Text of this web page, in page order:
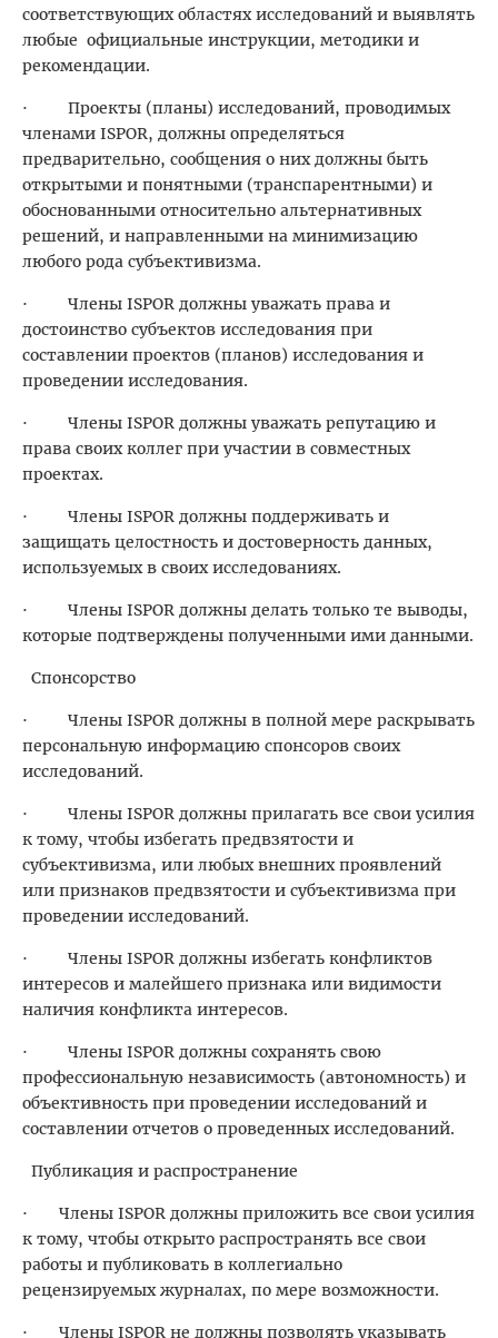
соответствующих областях исследований и выявлять
любые официальные инструкции, методики и
рекомендации.
· Проекты (планы) исследований, проводимых
членами ISPOR, должны определяться
предварительно, сообщения о них должны быть
открытыми и понятными (транспарентными) и
обоснованными относительно альтернативных
решений, и направленными на минимизацию
любого рода субъективизма.
· Члены ISPOR должны уважать права и
достоинство субъектов исследования при
составлении проектов (планов) исследования и
проведении исследования.
· Члены ISPOR должны уважать репутацию и
права своих коллег при участии в совместных
проектах.
· Члены ISPOR должны поддерживать и
защищать целостность и достоверность данных,
используемых в своих исследованиях.
· Члены ISPOR должны делать только те выводы,
которые подтверждены полученными ими данными.
Спонсорство
· Члены ISPOR должны в полной мере раскрывать
персональную информацию спонсоров своих
исследований.
· Члены ISPOR должны прилагать все свои усилия
к тому, чтобы избегать предвзятости и
субъективизма, или любых внешних проявлений
или признаков предвзятости и субъективизма при
проведении исследований.
· Члены ISPOR должны избегать конфликтов
интересов и малейшего признака или видимости
наличия конфликта интересов.
· Члены ISPOR должны сохранять свою
профессиональную независимость (автономность) и
объективность при проведении исследований и
составлении отчетов о проведенных исследований.
Публикация и распространение
· Члены ISPOR должны приложить все свои усилия
к тому, чтобы открыто распространять все свои
работы и публиковать в коллегиально
рецензируемых журналах, по мере возможности.
· Члены ISPOR не должны позволять указывать